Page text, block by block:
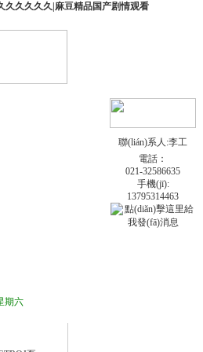
久久久久久|麻豆精品国产剧情观看
期六
聯(lián)系人:李工
電話：
021-32586635
手機(jī):
13795314463